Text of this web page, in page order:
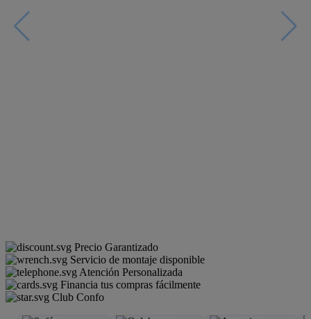
Precio Garantizado
Servicio de montaje disponible
Atención Personalizada
Financia tus compras fácilmente
Club Confo